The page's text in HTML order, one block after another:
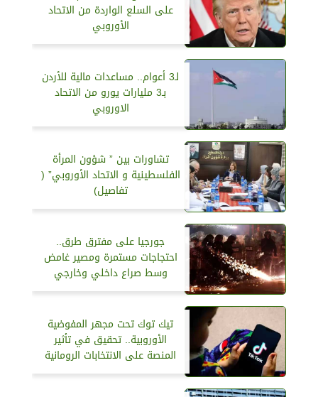
على السلع الواردة من الاتحاد
الأوروبي
لـ3 أعوام.. مساعدات مالية للأردن
بـ3 مليارات يورو من الاتحاد
الاوروبي
تشاورات بين ” شؤون المرأة
الفلسطينية و الاتحاد الأوروبي” (
تفاصيل)
جورجيا على مفترق طرق..
احتجاجات مستمرة ومصير غامض
وسط صراع داخلي وخارجي
تيك توك تحت مجهر المفوضية
الأوروبية.. تحقيق في تأثير
المنصة على الانتخابات الرومانية